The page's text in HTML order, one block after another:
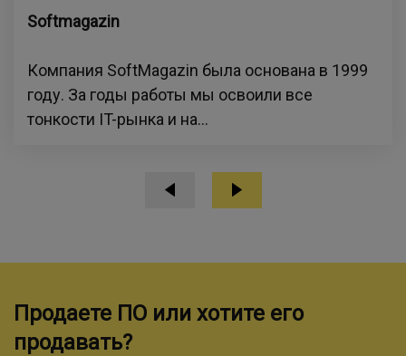
Softmagazin
Компания SoftMagazin была основана в 1999
году. За годы работы мы освоили все
тонкости IT-рынка и на...
Продаете ПО или хотите его
продавать?